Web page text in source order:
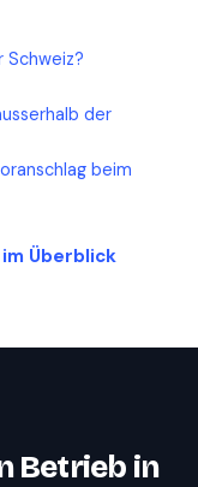
der
beim
im Überblick
Betrieb in